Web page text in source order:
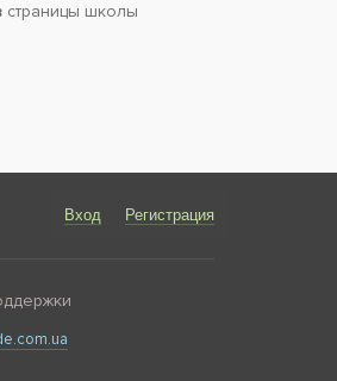
страницы школы
Вход Регистрация